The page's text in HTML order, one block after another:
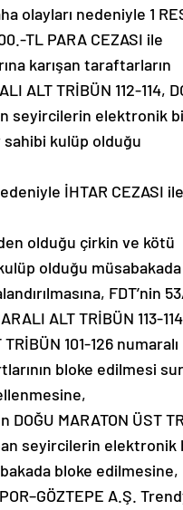
olayları nedeniyle 1
TL PARA CEZASI ile
karışan taraftarların
ALT TRİBÜN 112-114,
seyircilerin elektronik
sahibi kulüp olduğu
İHTAR CEZASI ile
olduğu çirkin ve kötü
olduğu
FDT’nin
ALT TRİBÜN 113-
101-126 numaralı
bloke edilmesi
MARATON ÜST
seyircilerin elektronik
bloke edilmesine,
A.Ş.